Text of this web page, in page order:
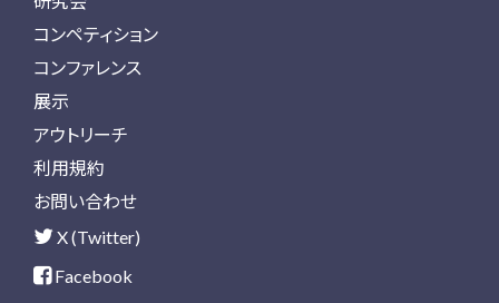
コンペティション
コンファレンス
展示
アウトリーチ
利用規約
お問い合わせ
X (Twitter)
Facebook